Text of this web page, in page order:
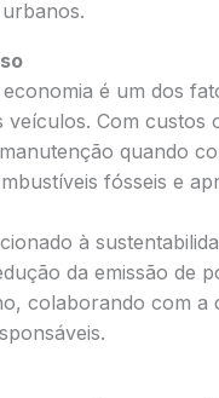
é um dos
Com custos
quando
fósseis e
à
da emissão de
colaborando com a